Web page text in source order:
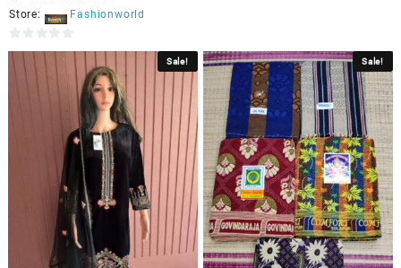
Store:
Fashionworld
Sale! Sale!